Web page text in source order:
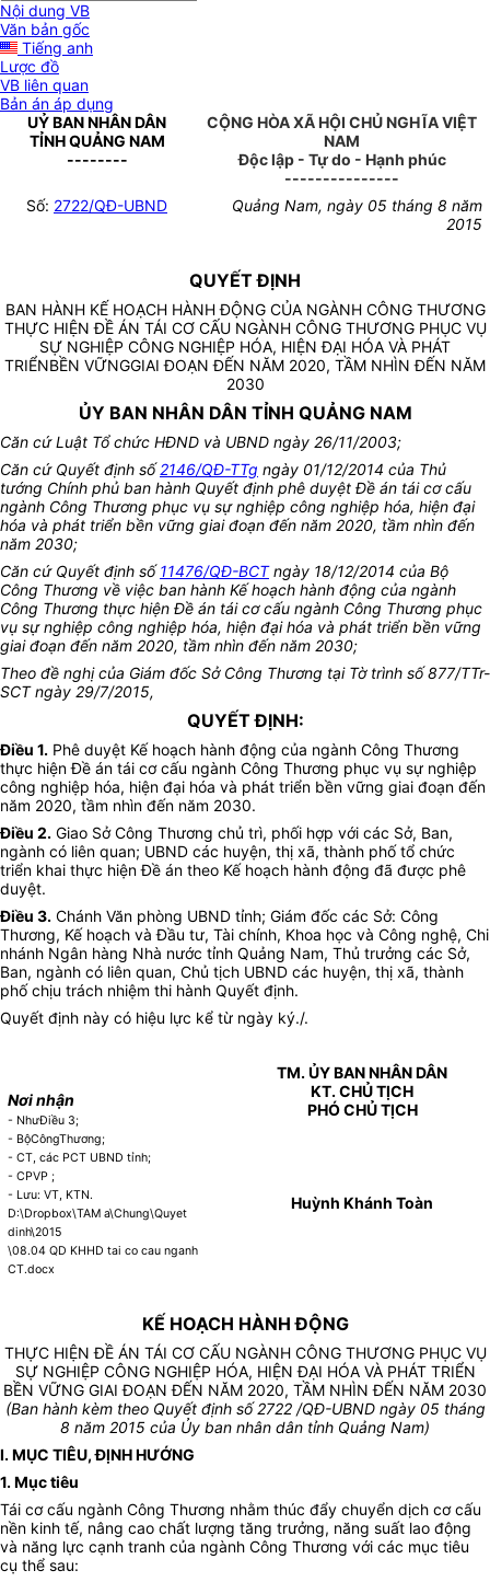
Nội dung VB
Văn bản gốc
Tiếng anh
Lược đồ
VB liên quan
Bản án áp dụng
UỶ BAN NHÂN DÂN
TỈNH QUẢNG NAM
--------
CỘNG HÒA XÃ HỘI CHỦ NGHĨA VIỆT
NAM
Độc lập - Tự do - Hạnh phúc
---------------
Số: 2722/QĐ-UBND
Quảng Nam, ngày 05 tháng 8 năm
2015
QUYẾT ĐỊNH
BAN HÀNH KẾ HOẠCH HÀNH ĐỘNG CỦA NGÀNH CÔNG THƯƠNG
THỰC HIỆN ĐỀ ÁN TÁI CƠ CẤU NGÀNH CÔNG THƯƠNG PHỤC VỤ
SỰ NGHIỆP CÔNG NGHIỆP HÓA, HIỆN ĐẠI HÓA VÀ PHÁT
TRIỂNBỀN VỮNGGIAI ĐOẠN ĐẾN NĂM 2020, TẦM NHÌN ĐẾN NĂM
2030
ỦY BAN NHÂN DÂN TỈNH QUẢNG NAM
Căn cứ Luật Tổ chức HĐND và UBND ngày 26/11/2003;
Căn cứ Quyết định số2146/QĐ-TTg ngày 01/12/2014 của Thủ
tướng Chính phủ ban hành Quyết định phê duyệt Đề án tái cơ cấu
ngành Công Thương phục vụ sự nghiệp công nghiệp hóa, hiện đại
hóa và phát triển bền vững giai đoạn đến năm 2020, tầm nhìn đến
năm 2030;
Căn cứ Quyết định số11476/QĐ-BCTngày 18/12/2014 của Bộ
Công Thương về việc ban hành Kế hoạch hành động của ngành
Công Thương thực hiện Đề án tái cơ cấu ngành Công Thương phục
vụ sự nghiệp công nghiệp hóa, hiện đại hóa và phát triển bền vững
giai đoạn đến năm 2020, tầm nhìn đến năm 2030;
Theo đề nghị của Giám đốc Sở Công Thương tại Tờ trình số 877/TTr-
SCT ngày 29/7/2015,
QUYẾT ĐỊNH:
Điều 1. Phê duyệt Kế hoạch hành động của ngành Công Thương
thực hiện Đề án tái cơ cấu ngành Công Thương phục vụ sự nghiệp
công nghiệp hóa, hiện đại hóa và phát triển bền vững giai đoạn đến
năm 2020, tầm nhìn đến năm 2030.
Điều 2. Giao Sở Công Thương chủ trì, phối hợp với các Sở, Ban,
ngành có liên quan; UBND các huyện, thị xã, thành phố tổ chức
triển khai thực hiện Đề án theo Kế hoạch hành động đã được phê
duyệt.
Điều 3. Chánh Văn phòng UBND tỉnh; Giám đốc các Sở: Công
Thương, Kế hoạch và Đầu tư, Tài chính, Khoa học và Công nghệ, Chi
nhánh Ngân hàng Nhà nước tỉnh Quảng Nam, Thủ trưởng các Sở,
Ban, ngành có liên quan, Chủ tịch UBND các huyện, thị xã, thành
phố chịu trách nhiệm thi hành Quyết định.
Quyết định này có hiệu lực kể từ ngày ký./.
Nơi nhận
- NhưĐiều 3;
- BộCôngThương;
- CT, các PCT UBND tỉnh;
- CPVP ;
- Lưu: VT, KTN.
D:\Dropbox\TAM a\Chung\Quyet
dinh\2015
\08.04 QD KHHD tai co cau nganh
CT.docx
TM. ỦY BAN NHÂN DÂN
KT. CHỦ TỊCH
PHÓ CHỦ TỊCH
Huỳnh Khánh Toàn
KẾ HOẠCH HÀNH ĐỘNG
THỰC HIỆN ĐỀ ÁN TÁI CƠ CẤU NGÀNH CÔNG THƯƠNG PHỤC VỤ
SỰ NGHIỆP CÔNG NGHIỆP HÓA, HIỆN ĐẠI HÓA VÀ PHÁT TRIỂN
BỀN VỮNG GIAI ĐOẠN ĐẾN NĂM 2020, TẦM NHÌN ĐẾN NĂM 2030
(Ban hành kèm theo Quyết định số 2722 /QĐ-UBND ngày 05 tháng
8 năm 2015 của Ủy ban nhân dân tỉnh Quảng Nam)
I. MỤC TIÊU, ĐỊNH HƯỚNG
1. Mục tiêu
Tái cơ cấu ngành Công Thương nhằm thúc đẩy chuyển dịch cơ cấu
nền kinh tế, nâng cao chất lượng tăng trưởng, năng suất lao động
và năng lực cạnh tranh của ngành Công Thương với các mục tiêu
cụ thể sau: